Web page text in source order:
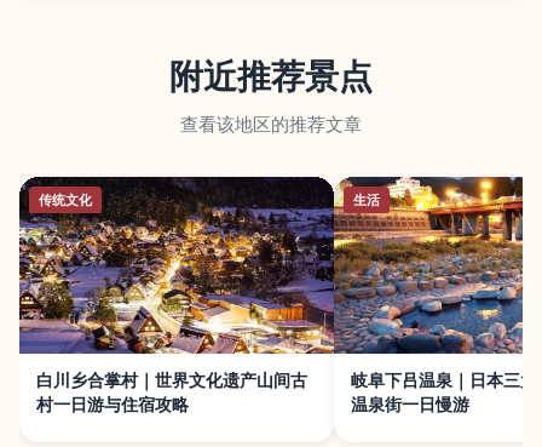
附近推荐景点
查看该地区的推荐文章
传统文化
白川乡合掌村｜世界文化遗产山间古
村一日游与住宿攻略
生活
岐阜下吕温泉｜日本三大
温泉街一日慢游